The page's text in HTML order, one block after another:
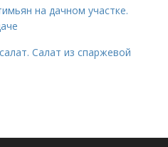
на дачном участке.
Салат из спаржевой